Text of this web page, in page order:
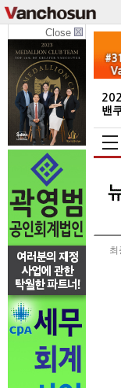
Close
밴
최